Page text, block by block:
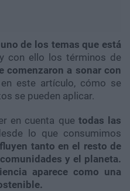
de los temas que está
con ello los términos de
comenzaron a sonar con
este artículo, cómo se
se pueden aplicar.
en cuenta que todas las
lo que consumimos
tanto en el resto de
y el planeta.
aparece como una